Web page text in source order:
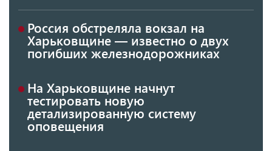
Россия обстреляла вокзал на
Харьковщине — известно о двух
погибших железнодорожниках
На Харьковщине начнут
тестировать новую
детализированную систему
оповещения